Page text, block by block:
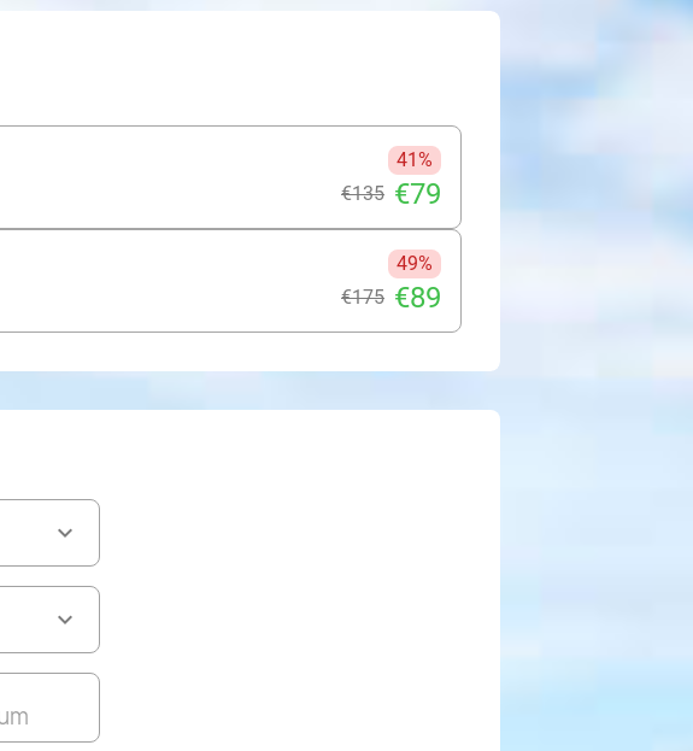
hier onder andere het M - Museum Leuven, het
de Abdij Keizersberg. Perfect voor een mini-break
41%
€135 €79
49%
€175 €89